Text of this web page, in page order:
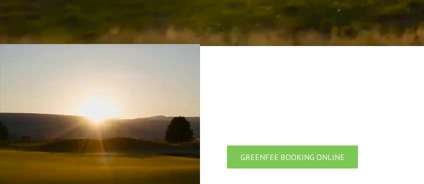
GREENFEE BOOKING ONLINE